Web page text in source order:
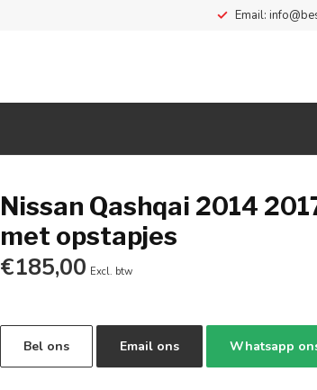
Email:
Nissan Qashqai 2014
met opstapjes
€185,00 Excl. btw
Bel ons Email ons Whatsapp